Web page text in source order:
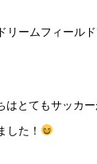
リームフィール
はとてもサッカ
した！